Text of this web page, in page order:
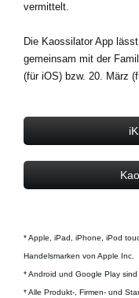
vermittelt.
Die Kaossilator App
gemeinsam mit der
(für iOS) bzw. 20. März
* Apple, iPad, iPhone, iPod
Handelsmarken von Apple Inc.
* Android und Google Play
* Alle Produkt-, Firmen- und